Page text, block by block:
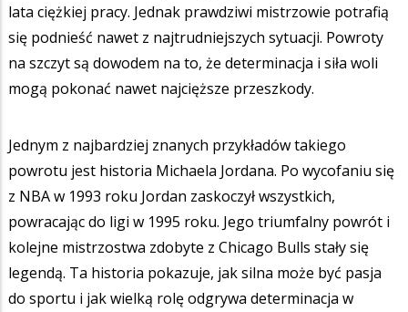
lata ciężkiej pracy. Jednak prawdziwi mistrzowie potrafią
się podnieść nawet z najtrudniejszych sytuacji. Powroty
na szczyt są dowodem na to, że determinacja i siła woli
mogą pokonać nawet najcięższe przeszkody.
Jednym z najbardziej znanych przykładów takiego
powrotu jest historia Michaela Jordana. Po wycofaniu się
z NBA w 1993 roku Jordan zaskoczył wszystkich,
powracając do ligi w 1995 roku. Jego triumfalny powrót i
kolejne mistrzostwa zdobyte z Chicago Bulls stały się
legendą. Ta historia pokazuje, jak silna może być pasja
do sportu i jak wielką rolę odgrywa determinacja w